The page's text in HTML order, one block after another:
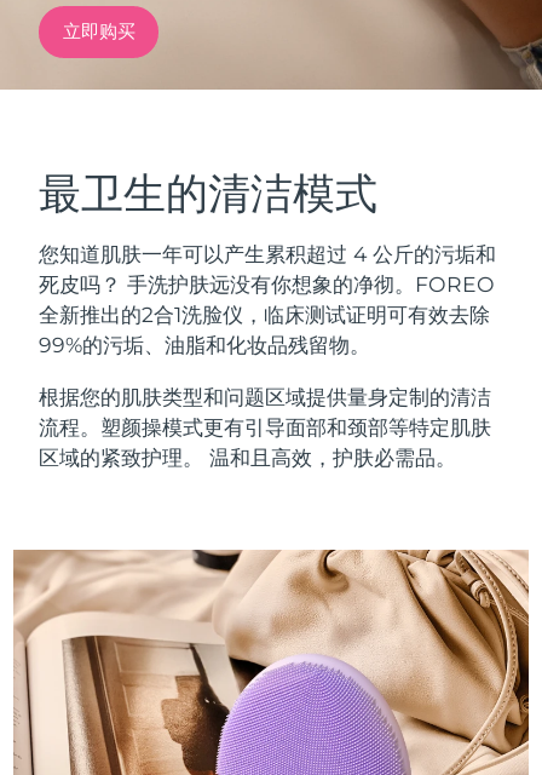
立即购买
最卫生的清洁模式
您知道肌肤一年可以产生累积超过 4 公斤的污垢和
死皮吗？ 手洗护肤远没有你想象的净彻。FOREO
全新推出的2合1洗脸仪，临床测试证明可有效去除
99%的污垢、油脂和化妆品残留物。
根据您的肌肤类型和问题区域提供量身定制的清洁
流程。塑颜操模式更有引导面部和颈部等特定肌肤
区域的紧致护理。 温和且高效，护肤必需品。
红光疗法
面部清洁
LUNA™ 4 套装
Anti-aging massage
LUNA™ 4 Plus
LUNA™ 4 Men
For men, anti-aging massage
LUNA™ 4 mini
For young skin, T-zone
紧致提拉
BEAR™ 2 套装
Microcurrent toning
BEAR™ 2 go
BEAR™ 2 eyes & lips
Microcurrent line smoothing device
面部提拉护理
Premium anti-aging skincare
补水保湿
UFO™ 3 套装
UFO™ 3 LED
Near-infrared and red light therapy
device
UFO™ 3 mini
Red light therapy device for young skin
口腔护理
issa™ 4
issa™ 4 plus
Smart hybrid silicone sonic toothbrush
issa™ 4 smile
Hybrid silicone sonic toothbrush
抗老
FAQ™ 101
Clinical anti-aging
LED治疗
NEW
FAQ™ 201
LED mask
NEW
加拿大 预计送达日期 15/8/26
奥地利 预计送达日期
比利时 预计送达日期11/8/26
百慕大 预计送达日期
波斯尼亚和黑塞哥维那 预计送达日期14/8/26
文莱 预计送达日期
加拿大 预计送达日期15/8/26
智利 预计送达日期15/8/26
中国 预计送达日期 11/8/26
哥伦比亚 预计送达日期15/8/26